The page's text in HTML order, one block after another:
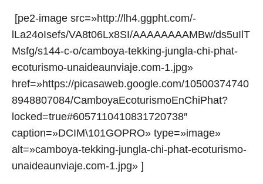
[pe2-image src=»http://lh4.ggpht.com/-
lLa24oIsefs/VA8t06Lx8SI/AAAAAAAAMBw/ds5uIlT
Msfg/s144-c-o/camboya-tekking-jungla-chi-phat-
ecoturismo-unaideaunviaje.com-1.jpg»
href=»https://picasaweb.google.com/10500374740
8948807084/CamboyaEcoturismoEnChiPhat?
locked=true#6057110410831720738″
caption=»DCIM\101GOPRO» type=»image»
alt=»camboya-tekking-jungla-chi-phat-ecoturismo-
unaideaunviaje.com-1.jpg» ]